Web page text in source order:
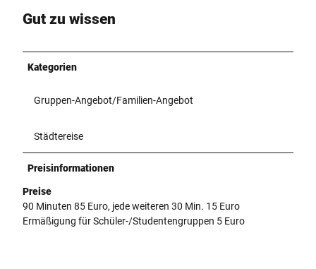
Gut zu wissen
Kategorien
Gruppen-Angebot/Familien-Angebot
Städtereise
Preisinformationen
Preise
90 Minuten 85 Euro, jede weiteren 30 Min. 15 Euro
Ermäßigung für Schüler-/Studentengruppen 5 Euro